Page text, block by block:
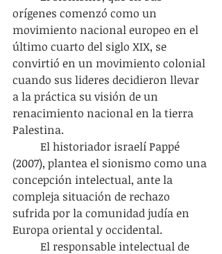
orígenes comenzó como un
movimiento nacional europeo en el
último cuarto del siglo XIX, se
convirtió en un movimiento colonial
cuando sus lideres decidieron llevar
a la práctica su visión de un
renacimiento nacional en la tierra
Palestina.
(2007), plantea el sionismo como una
concepción intelectual, ante la
compleja situación de rechazo
sufrida por la comunidad judía en
Europa oriental y occidental.